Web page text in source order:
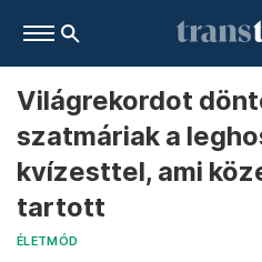
Világrekordot
szatmáriak a
kvízesttel, ami
tartott
ÉLETMÓD